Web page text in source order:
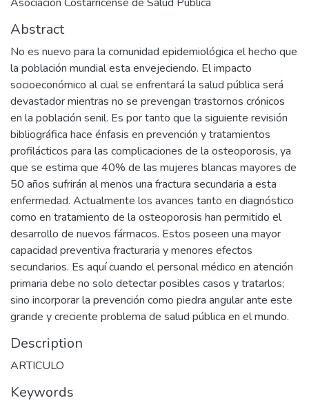
Abstract
No es nuevo para la comunidad epidemiológica el hecho que
la población mundial esta envejeciendo. El impacto
socioeconómico al cual se enfrentará la salud pública será
devastador mientras no se prevengan trastornos crónicos
en la población senil. Es por tanto que la siguiente revisión
bibliográfica hace énfasis en prevención y tratamientos
profilácticos para las complicaciones de la osteoporosis, ya
que se estima que 40% de las mujeres blancas mayores de
50 años sufrirán al menos una fractura secundaria a esta
enfermedad. Actualmente los avances tanto en diagnóstico
como en tratamiento de la osteoporosis han permitido el
desarrollo de nuevos fármacos. Estos poseen una mayor
capacidad preventiva fracturaria y menores efectos
secundarios. Es aquí cuando el personal médico en atención
primaria debe no solo detectar posibles casos y tratarlos;
sino incorporar la prevención como piedra angular ante este
grande y creciente problema de salud pública en el mundo.
Description
ARTICULO
Keywords